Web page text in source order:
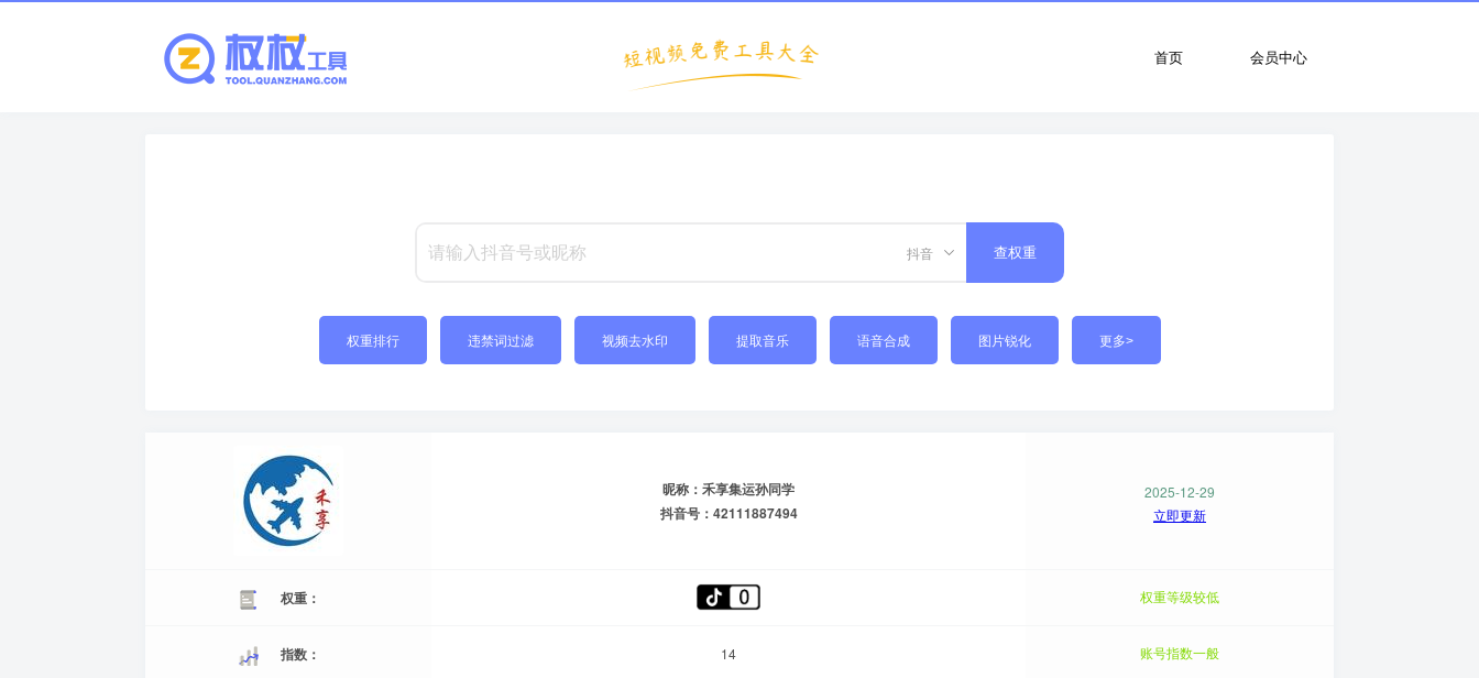
会员中心
首页
抖音 查权重
权重排行 违禁词过滤 视频去水印 提取音乐 语音合成 图片锐化 更多>
昵称：禾享集运孙同学
抖音号：42111887494
2025-12-29
立即更新
权重： 权重等级较低
指数： 14 账号指数一般